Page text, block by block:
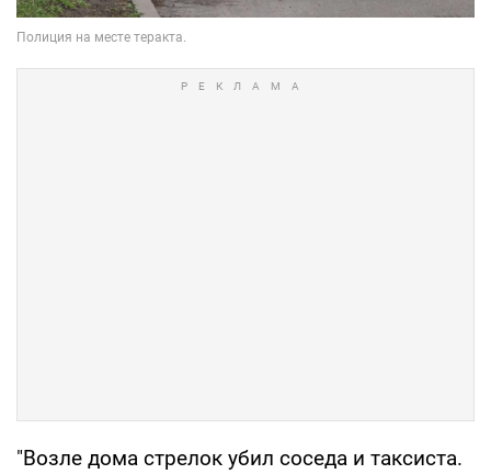
"Возле дома стрелок убил соседа и таксиста.